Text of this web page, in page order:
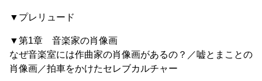
▼プレリュード
▼第1章 音楽家の肖像画
なぜ音楽室には作曲家の肖像画があるの？／嘘とまことの
肖像画／拍車をかけたセレブカルチャー